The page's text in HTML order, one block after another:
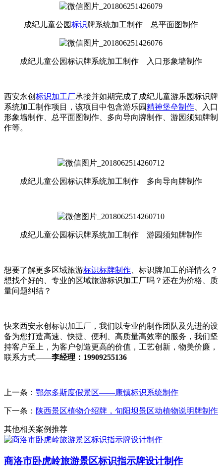
成纪儿童公园标识牌系统加工制作 总平面图制作
成纪儿童公园标识牌系统加工制作 入口形象墙制作
西安永创 标识加工厂承接并如期完成了成纪儿童游乐园标识牌
系统加工制作项目，该项目中包含游乐园精神堡垒制作 、入口
形象墙制作、总平面图制作、多向导向牌制作、游园须知牌制
作等。
成纪儿童公园标识牌系统加工制作 多向导向牌制作
成纪儿童公园标识牌系统加工制作 游园须知牌制作
想要了解更多区域旅游标识标牌制作 、标识牌加工的详情么？
想找个好的、专业的区域旅游标识加工厂吗？还在为价格、质
量问题纠结？
快来西安永创标识加工厂，我们以专业的制作团队及先进的设
备为您打造高速、快捷、便利、高质量高效率的服务，我们坚
持客户至上，为客户创造更高的价值，工艺创新，物美价廉，
联系方式——李经理：19909255136
上一条： 鄂尔多斯度假景区——康镇标识系统制作
下一条： 陕西景区植物介绍牌，旬阳坝景区动植物说明牌制作
其他相关案例推荐
商洛市卧虎岭旅游景区标识指示牌设计制作